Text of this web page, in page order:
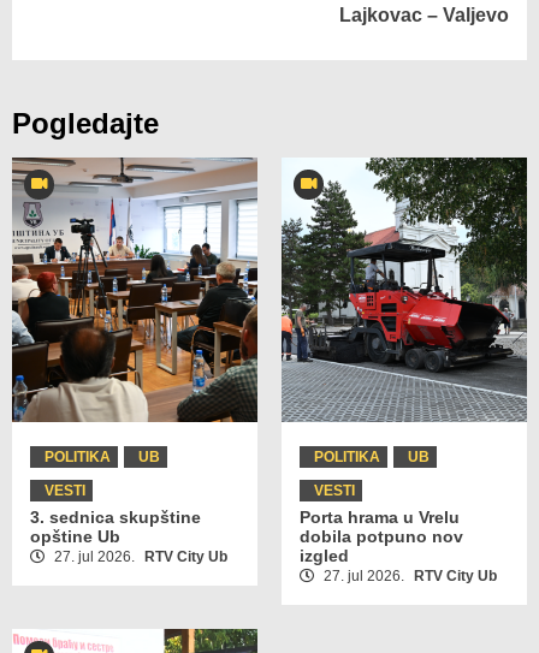
Lajkovac – Valjevo
Pogledajte
POLITIKA
UB
VESTI
3. sednica skupštine
opštine Ub
27. jul 2026. RTV City Ub
POLITIKA
UB
VESTI
Porta hrama u Vrelu
dobila potpuno nov
izgled
27. jul 2026. RTV City Ub